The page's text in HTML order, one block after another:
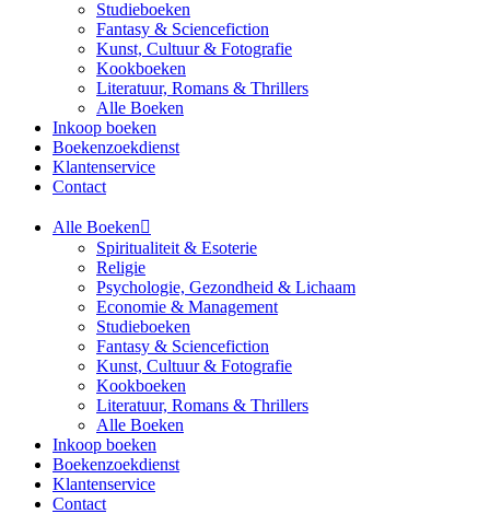
Studieboeken
Fantasy & Sciencefiction
Kunst, Cultuur & Fotografie
Kookboeken
Literatuur, Romans & Thrillers
Alle Boeken
Inkoop boeken
Boekenzoekdienst
Klantenservice
Contact
Alle Boeken
Spiritualiteit & Esoterie
Religie
Psychologie, Gezondheid & Lichaam
Economie & Management
Studieboeken
Fantasy & Sciencefiction
Kunst, Cultuur & Fotografie
Kookboeken
Literatuur, Romans & Thrillers
Alle Boeken
Inkoop boeken
Boekenzoekdienst
Klantenservice
Contact